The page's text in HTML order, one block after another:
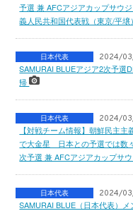
予選 兼 AFCアジアカップサウ
義人民共和国代表戦（東京/平
日本代表 2024/
SAMURAI BLUEアジア2次予選
帰
日本代表 2024/
【対戦チーム情報】朝鮮民主
で大金星 日本との予選では数
次予選 兼 AFCアジアカップサ
日本代表 2024/
SAMURAI BLUE（日本代表）